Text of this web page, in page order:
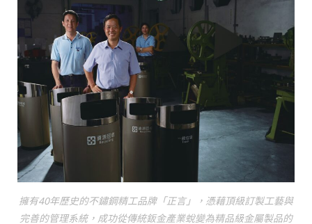
擁有40年歷史的不鏽鋼精工品牌「正言」，憑藉頂級訂製工藝與
完善的管理系統，成功從傳統鈑金產業蛻變為精品級金屬製品的